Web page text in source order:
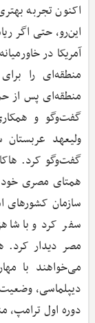
اکنون تجربه
این‌رو، حتی اگر
آمریکا در
منطقه‌ای را
منطقه‌ای پس از
گفت‌وگو و
ولیعهد عربستان
گفت‌وگو کرد.
همتای مصری
سازمان کشورهای
سفر کرد و با
مصر دیدار کرد.
می‌خواهند با
دیپلماسی،
دوره اول ترامپ،